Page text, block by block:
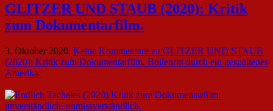
GLITZER UND STAUB (2020): Kritik
zum Dokumentarfilm.
3. Oktober 2020, Keine Kommentare zu GLITZER UND STAUB
(2020): Kritik zum Dokumentarfilm. Bullenritt durch ein gespaltenes
Amerika.